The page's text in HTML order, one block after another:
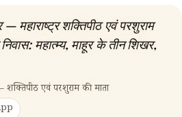
— महाराष्ट्र शक्तिपीठ एवं परशुराम
महात्म्य, माहूर के तीन शिखर,
शक्तिपीठ एवं परशुराम की माता